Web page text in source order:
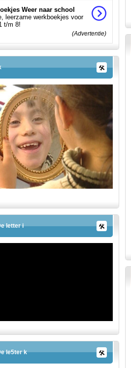
Weer naar school
leerzame werkboekjes voor
t/m 8!
(Advertentie)
letter i
le5ter k